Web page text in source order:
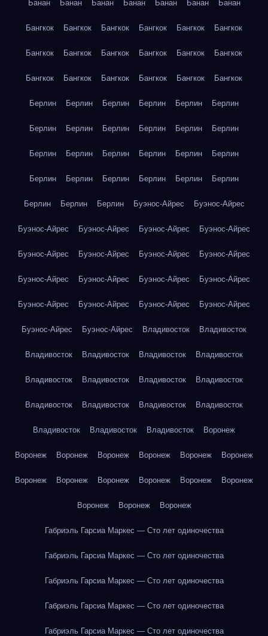
Банан Банан Банан Банан Банан Банан Банан
Бангкок Бангкок Бангкок Бангкок Бангкок Бангкок
Бангкок Бангкок Бангкок Бангкок Бангкок Бангкок
Бангкок Бангкок Бангкок Бангкок Бангкок Бангкок
Берлин Берлин Берлин Берлин Берлин Берлин
Берлин Берлин Берлин Берлин Берлин Берлин
Берлин Берлин Берлин Берлин Берлин Берлин
Берлин Берлин Берлин Берлин Берлин Берлин
Берлин Берлин Берлин Буэнос-Айрес Буэнос-Айрес
Буэнос-Айрес Буэнос-Айрес Буэнос-Айрес Буэнос-Айрес
Буэнос-Айрес Буэнос-Айрес Буэнос-Айрес Буэнос-Айрес
Буэнос-Айрес Буэнос-Айрес Буэнос-Айрес Буэнос-Айрес
Буэнос-Айрес Буэнос-Айрес Буэнос-Айрес Буэнос-Айрес
Буэнос-Айрес Буэнос-Айрес Владивосток Владивосток
Владивосток Владивосток Владивосток Владивосток
Владивосток Владивосток Владивосток Владивосток
Владивосток Владивосток Владивосток Владивосток
Владивосток Владивосток Владивосток Воронеж
Воронеж Воронеж Воронеж Воронеж Воронеж Воронеж
Воронеж Воронеж Воронеж Воронеж Воронеж Воронеж
Воронеж Воронеж Воронеж
Габриэль Гарсиа Маркес — Сто лет одиночества
Габриэль Гарсиа Маркес — Сто лет одиночества
Габриэль Гарсиа Маркес — Сто лет одиночества
Габриэль Гарсиа Маркес — Сто лет одиночества
Габриэль Гарсиа Маркес — Сто лет одиночества